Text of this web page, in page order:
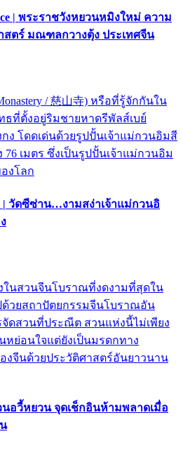
| พระราชวังหยวนหมิงใหม่ ความ
สตร์ มณฑลกวางตุ้ง ประเทศจีน
/ 慈山寺) หรือที่รู้จักกันใน
ธที่ตั้งอยู่ริมชายหาดรีพัลส์เบย์
กง โดดเด่นด้วยรูปปั้นเจ้าแม่กวนอิมสี
เมตร ซึ่งเป็นรูปปั้นเจ้าแม่กวนอิม
งโลก
| วัดซีซ่าน…งามสง่าเจ้าแม่กวนอิ
นสวนจีนโบราณที่งดงามที่สุดใน
ปด้วยสถาปัตยกรรมจีนโบราณอัน
ดสวนที่ประณีต สวนแห่งนี้ไม่เพียง
ย่อนใจแต่ยังเป็นมรดกทาง
จีนด้วยประวัติศาสตร์อันยาวนาน
นอวี้หยวน จุดเช็กอินห้ามพลาดเมื่อ